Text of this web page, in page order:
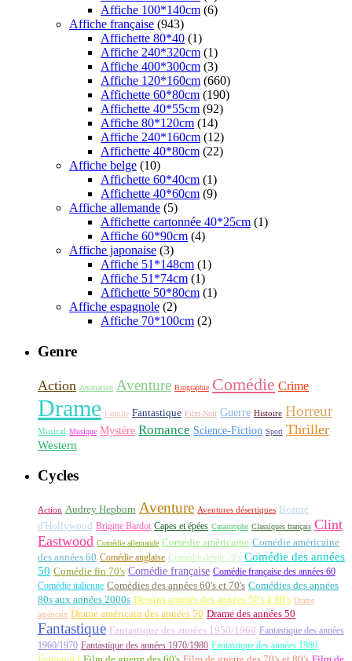
Affiche 100*140cm (6)
Affiche française (943)
Affichette 80*40 (1)
Affiche 240*320cm (1)
Affiche 400*300cm (3)
Affiche 120*160cm (660)
Affichette 60*80cm (190)
Affichette 40*55cm (92)
Affiche 80*120cm (14)
Affiche 240*160cm (12)
Affichette 40*80cm (22)
Affiche belge (10)
Affichette 60*40cm (1)
Affichette 40*60cm (9)
Affiche allemande (5)
Affichette cartonnée 40*25cm (1)
Affiche 60*90cm (4)
Affiche japonaise (3)
Affiche 51*148cm (1)
Affiche 51*74cm (1)
Affichette 50*80cm (1)
Affiche espagnole (2)
Affiche 70*100cm (2)
Genre
Action Animation Aventure Biographie Comédie Crime
Drame Famille Fantastique Film-Noir Guerre Histoire Horreur
Musical Musique Mystère Romance Science-Fiction Sport Thriller
Western
Cycles
Action Audrey Hepburn Aventure Aventures désertiques Beauté
d'Hollywood Brigitte Bardot Capes et épées Catastrophe Classiques français Clint
Eastwood Comédie allemande Comédie américaine Comédie américaine
des années 60 Comédie anglaise Comédie début 70's Comédie des années
50 Comédie fin 70's Comédie française Comédie française des années 60
Comédie italienne Comédies des années 60's et 70's Comédies des années
80s aux années 2000s Dessins animés des années 50's à 80's Drame
américain Drame américain des années 50 Drame des années 50
Fantastique Fantastique des années 1950/1960 Fantastique des années
1960/1970 Fantastique des années 1970/1980 Fantastique des années 1980